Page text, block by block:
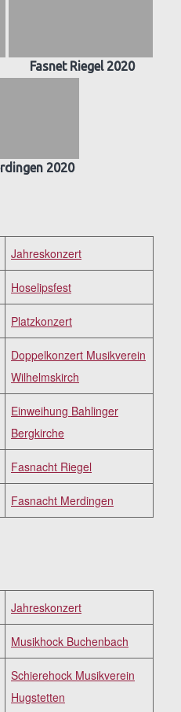
Fasnet Riegel 2020
2020
Jahreskonzert
Hoselipsfest
Platzkonzert
Doppelkonzert Musikverein
Wilhelmskirch
Einweihung Bahlinger
Bergkirche
Fasnacht Riegel
Fasnacht Merdingen
Jahreskonzert
Musikhock Buchenbach
Schierehock Musikverein
Hugstetten